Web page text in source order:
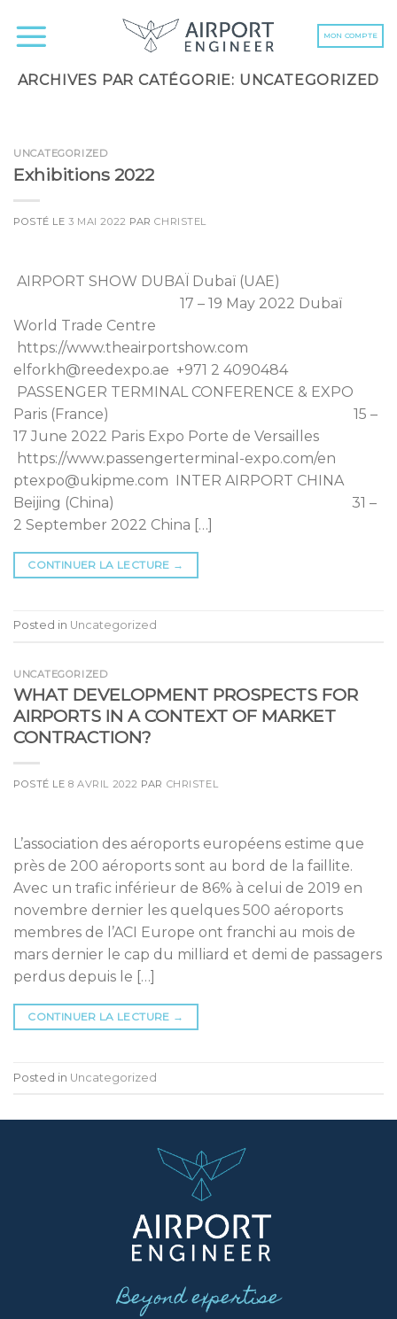
MON COMPTE
ARCHIVES PAR CATÉGORIE: UNCATEGORIZED
AÉROPORTS FRANÇAIS
& FRANCOPHONES
UNCATEGORIZED
Exhibitions 2022
POSTÉ LE3 MAI 2022 PARCHRISTEL
AIRPORT SHOW DUBAÏ Dubaï (UAE)
17 – 19 May 2022 Dubaï
World Trade Centre
https://www.theairportshow.com
elforkh@reedexpo.ae +971 2 4090484
PASSENGER TERMINAL CONFERENCE & EXPO
Paris (France) 15 –
17 June 2022 Paris Expo Porte de Versailles
https://www.passengerterminal-expo.com/en
ptexpo@ukipme.com INTER AIRPORT CHINA
Beijing (China) 31 –
2 September 2022 China […]
CONTINUER LA LECTURE →
Posted in Uncategorized
UNCATEGORIZED
WHAT DEVELOPMENT PROSPECTS FOR
AIRPORTS IN A CONTEXT OF MARKET
CONTRACTION?
POSTÉ LE8 AVRIL 2022 PAR CHRISTEL
L’association des aéroports européens estime que
près de 200 aéroports sont au bord de la faillite.
Avec un trafic inférieur de 86% à celui de 2019 en
novembre dernier les quelques 500 aéroports
membres de l’ACI Europe ont franchi au mois de
mars dernier le cap du milliard et demi de passagers
perdus depuis le […]
CONTINUER LA LECTURE →
Posted in Uncategorized
Beyond expertise